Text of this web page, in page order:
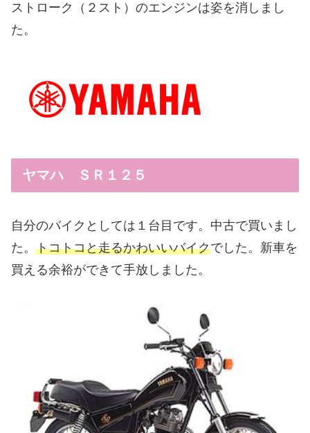
ストローク（２スト）のエンジンは姿を消しまし
た。
ヤマハ ＳＲ１２５
自分のバイクとしては１台目です。中古で買いまし
た。 トコトコと走るかわいいバイクでした。新車を
買える余裕ができて手放しました。